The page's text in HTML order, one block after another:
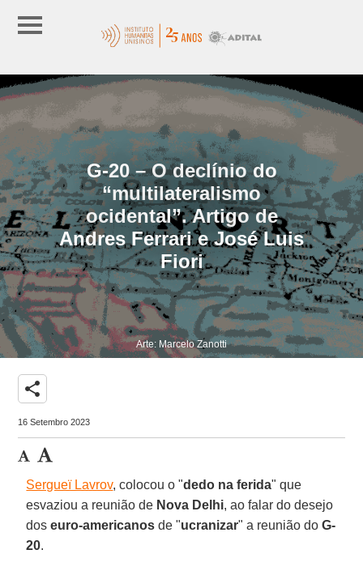
G-20 – O declínio do
“multilateralismo
ocidental”. Artigo de
Andres Ferrari e José Luis
Fiori
Arte: Marcelo Zanotti
share
16 Setembro 2023
Sergueï Lavrov, colocou o "dedo na ferida" que
esvaziou a reunião de Nova Delhi, ao falar do desejo
doseuro-americanos de "ucranizar" a reunião doG-
20.